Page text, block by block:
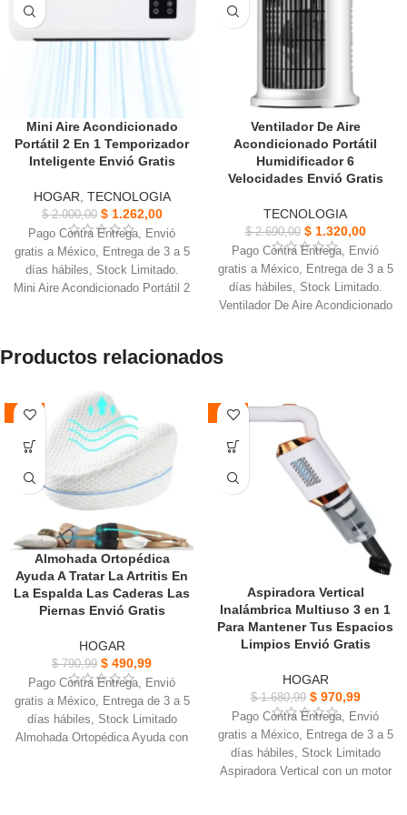
Mini Aire Acondicionado
Portátil 2 En 1 Temporizador
Inteligente Envió Gratis
HOGAR TECNOLOGIA
$2.000,00 $1.262,00
Pago Contra Entrega, Envió
gratis a México, Entrega de 3 a 5
días hábiles, Stock Limitado.
Mini Aire Acondicionado Portátil 2
y la velocidad del aire a través
Adaptándose a cualquier cambio
estacional y manteniendo la
temperatura interior perfecta.
Disfrute de la máxima comodidad
con la tecnología de refrigeración
energéticamente eficiente.
Ventilador De Aire
Acondicionado Portátil
Humidificador 6
Velocidades Envió Gratis
TECNOLOGIA
$2.690,00 $1.320,00
Pago Contra Entrega, Envió
gratis a México, Entrega de 3 a 5
días hábiles, Stock Limitado.
Ventilador De Aire Acondicionado
Proporciona una refrigeración
Natural de forma duradera sin
causar dolores de cabeza.
Ofrece un temporizador de 6
horas para un sueño sin
preocupaciones y opción de
apagado.
Productos relacionados
-38%
Almohada Ortopédica
Ayuda A Tratar La Artritis En
La Espalda Las Caderas Las
Piernas Envió Gratis
HOGAR
$790,99 $ 490,99
Pago Contra Entrega, Envió
gratis a México, Entrega de 3 a 5
días hábiles, Stock Limitado
Almohada Ortopédica Ayuda con
-42%
Aspiradora Vertical
Inalámbrica Multiuso 3 en 1
Para Mantener Tus Espacios
Limpios Envió Gratis
HOGAR
$1.680,99 $970,99
Pago Contra Entrega, Envió
gratis a México, Entrega de 3 a 5
días hábiles, Stock Limitado
Aspiradora Vertical con un motor